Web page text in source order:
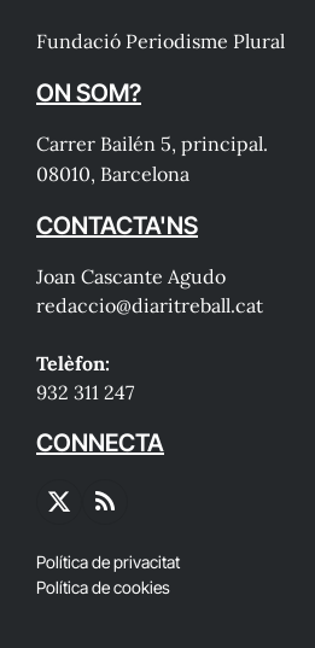
Fundació Periodisme Plural
ON SOM?
Carrer Bailén 5, principal.
08010, Barcelona
CONTACTA'NS
Joan Cascante Agudo
redaccio@diaritreball.cat
Telèfon:
932 311 247
CONNECTA
X
RSS
Política de privacitat
Política de cookies